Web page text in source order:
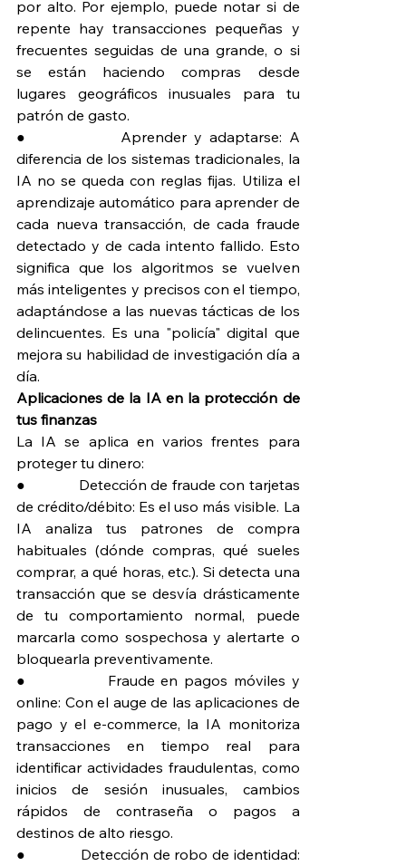
por alto. Por ejemplo, puede notar si de
repente hay transacciones pequeñas y
frecuentes seguidas de una grande, o si
se están haciendo compras desde
lugares geográficos inusuales para tu
patrón de gasto.
●             Aprender y adaptarse: A
diferencia de los sistemas tradicionales, la
IA no se queda con reglas fijas. Utiliza el
aprendizaje automático para aprender de
cada nueva transacción, de cada fraude
detectado y de cada intento fallido. Esto
significa que los algoritmos se vuelven
más inteligentes y precisos con el tiempo,
adaptándose a las nuevas tácticas de los
delincuentes. Es una "policía" digital que
mejora su habilidad de investigación día a
día.
Aplicaciones de la IA en la protección de
tus finanzas
La IA se aplica en varios frentes para
proteger tu dinero:
●             Detección de fraude con tarjetas
de crédito/débito: Es el uso más visible. La
IA analiza tus patrones de compra
habituales (dónde compras, qué sueles
comprar, a qué horas, etc.). Si detecta una
transacción que se desvía drásticamente
de tu comportamiento normal, puede
marcarla como sospechosa y alertarte o
bloquearla preventivamente.
●             Fraude en pagos móviles y
online: Con el auge de las aplicaciones de
pago y el e-commerce, la IA monitoriza
transacciones en tiempo real para
identificar actividades fraudulentas, como
inicios de sesión inusuales, cambios
rápidos de contraseña o pagos a
destinos de alto riesgo.
●             Detección de robo de identidad: